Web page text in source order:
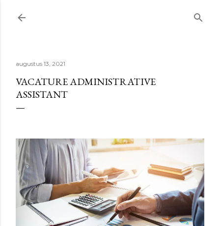
augustus 13, 2021
VACATURE ADMINISTRATIVE
ASSISTANT